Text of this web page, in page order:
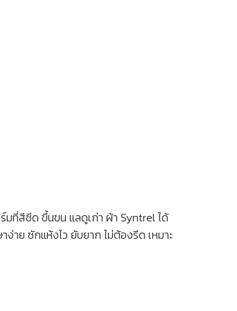
ที่สีซีด ขึ้นขน แลดูเก่า ผ้า Syntrel ได้
ย ซักแห้งไว ยับยาก ไม่ต้องรีด เหมาะ